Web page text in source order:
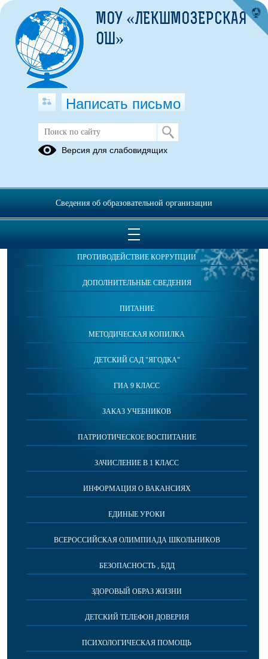
Публикации за 04.03.2025
ОБРАЩЕНИЯ ГРАЖДАН
ПРОТИВОДЕЙСТВИЕ КОРРУПЦИИ
ДОПОЛНИТЕЛЬНЫЕ СВЕДЕНИЯ
ПИТАНИЕ
МЕТОДИЧЕСКАЯ КОПИЛКА
ДЕТСКИЙ САД "ЯГОДКА"
ГИА 9 КЛАСС
ЗАКАЗ УЧЕБНИКОВ
ПАТРИОТИЧЕСКОЕ ВОСПИТАНИЕ
ЗАЧИСЛЕНИЕ В 1 КЛАСС
ИНФОРМАЦИЯ О ВАКАНСИЯХ
ЕДИНЫЕ УРОКИ
ВСЕРОССИЙСКАЯ ОЛИМПИАДА ШКОЛЬНИКОВ
БЕЗОПАСНОСТЬ , БДД
ЗДОРОВЫЙ ОБРАЗ ЖИЗНИ
ДЕТСКИЙ ТЕЛЕФОН ДОВЕРИЯ
ПСИХОЛОГИЧЕСКАЯ ПОМОЩЬ
МОУ «ЛЕКШМОЗЕРСКАЯ
ОШ»
Написать письмо
Версия для слабовидящих
Сведения об образовательной организации